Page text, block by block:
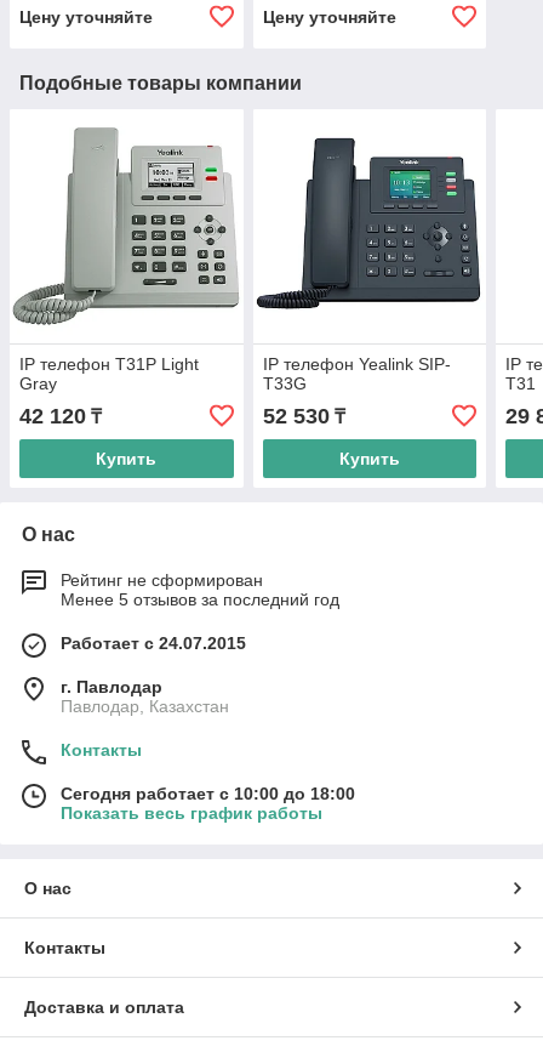
Цену уточняйте
Цену уточняйте
Подобные товары компании
IP телефон T31P Light
Gray
42 120 ₸
Купить
IP телефон Yealink SIP-
T33G
52 530₸
Купить
IP
T31
29
О нас
Рейтинг не сформирован
Менее 5 отзывов за последний год
Работает с 24.07.2015
г. Павлодар
Павлодар, Казахстан
Контакты
Сегодня работает с 10:00 до 18:00
Показать весь график работы
О нас
Контакты
Доставка и оплата